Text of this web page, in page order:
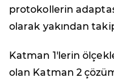
protokollerin
olarak yakından
Katman 1'lerin
olan Katman 2